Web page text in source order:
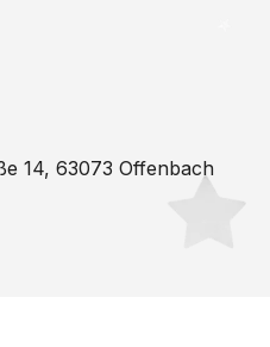
14, 63073 Offenbach